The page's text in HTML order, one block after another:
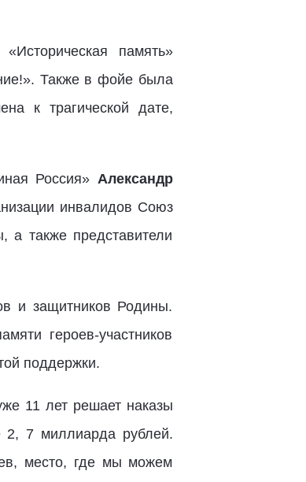
память»
Также в фойе была
к трагической дате,
Россия» Александр
инвалидов Союз
также представители
и защитников Родины.
героев-участников
поддержки.
11 лет решает наказы
2, 7 миллиарда рублей.
место, где мы можем